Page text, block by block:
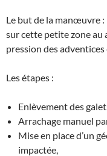
Le but de la manœuvre
sur cette petite zone au
pression des
Les étapes :
Enlèvement des
Arrachage manuel
Mise en place d’un
impactée,